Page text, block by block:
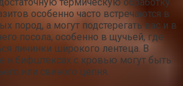
особенно часто встречаются в
пород, а могут подстерегать вас и в
посола, особенно в щучьей, где
личинки широкого лентеца. В
бифштексах с кровью могут быть
или свиного цепня.